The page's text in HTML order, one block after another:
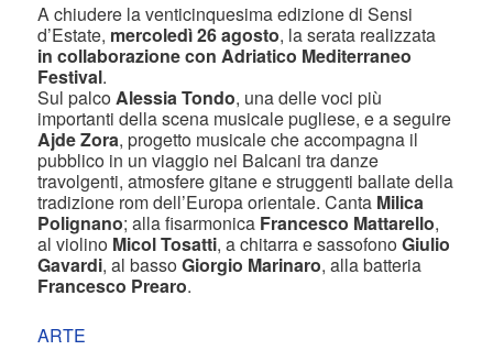
A chiudere la venticinquesima edizione di Sensi
d’Estate, mercoledì 26 agosto, la serata realizzata
in collaborazione con Adriatico Mediterraneo
Festival.
Sul palcoAlessia Tondo, una delle voci più
importanti della scena musicale pugliese, e a seguire
Ajde Zora, progetto musicale che accompagna il
pubblico in un viaggio nei Balcani tra danze
travolgenti, atmosfere gitane e struggenti ballate della
tradizione rom dell’Europa orientale. Canta Milica
Polignano; alla fisarmonica Francesco Mattarello,
al violino Micol Tosatti, a chitarra e sassofonoGiulio
Gavardi, al bassoGiorgio Marinaro, alla batteria
Francesco Prearo.
ARTE